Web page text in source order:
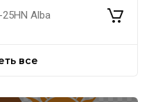
Alba
все